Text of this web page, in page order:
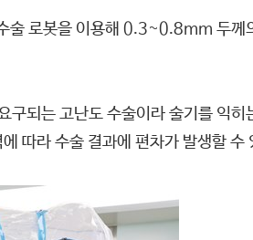
술 로봇을 이용해 0.3~0.8mm 두께
되는 고난도 수술이라 술기를 익히
따라 수술 결과에 편차가 발생할 수